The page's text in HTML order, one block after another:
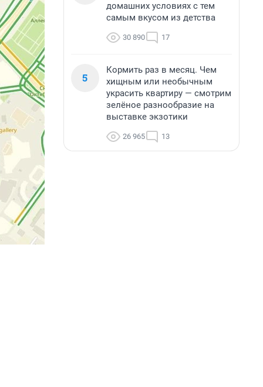
домашних условиях с тем
самым вкусом из детства
30 890 17
5
Кормить раз в месяц. Чем
хищным или необычным
украсить квартиру — смотрим
зелёное разнообразие на
выставке экзотики
26 965 13